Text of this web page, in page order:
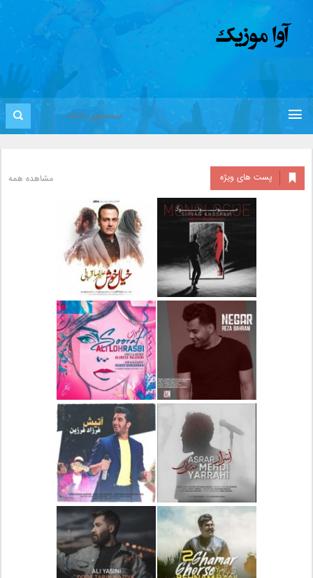
پست های ویژه مشاهده همه
دانلود آلبوم جدید سیروان
خسروی بنام مونولوگ
دانلود آهنگ جدید علیرضا
قربانی بنام خیال خوش
دانلود آهنگ جدید رضا
بهرام بنام نگار
دانلود آهنگ جدید علی
لهراسبی بنام صورت
دانلود آهنگ جدید مهدی
یراحی بنام اسرار
دانلود آهنگ جدید فرزاد
فرزین بنام آتیش